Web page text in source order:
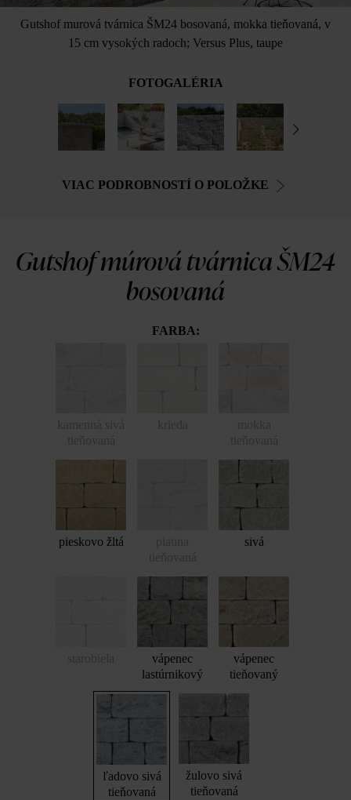
Gutshof murová tvárnica ŠM24 bosovaná, mokka tieňovaná, v
15 cm vysokých radoch; Versus Plus, taupe
FOTOGALÉRIA
VIAC PODROBNOSTÍ O POLOŽKE
Gutshof múrová tvárnica ŠM24
bosovaná
FARBA:
pieskovo žltá sivá
vápenec
lastúrnikový
vápenec
tieňovaný
ľadovo sivá
tieňovaná
žulovo sivá
tieňovaná